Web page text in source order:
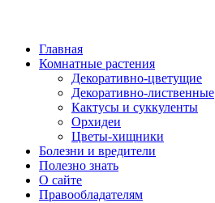
Главная
Комнатные растения
Декоративно-цветущие
Декоративно-лиственные
Кактусы и суккуленты
Орхидеи
Цветы-хищники
Болезни и вредители
Полезно знать
О сайте
Правообладателям